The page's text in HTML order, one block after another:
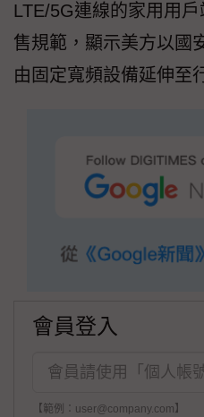
LTE/5G連線的家用用
售規範，顯示美方以國
由固定寬頻設備延伸至
會員登入
【範例：user@company.com】